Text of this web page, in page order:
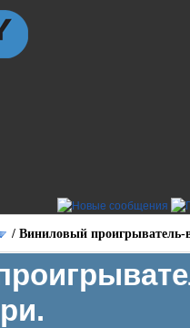
/ Виниловый проигрыватель-